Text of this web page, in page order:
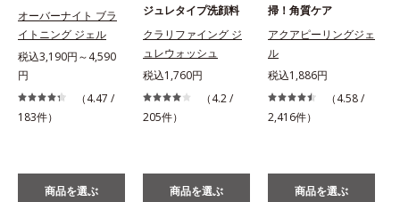
オーバーナイト ブラ
イトニング ジェル
税込3,190円～4,590
円
（4.47 /
183件）
商品を選ぶ
ジュレタイプ洗顔料
クラリファイング ジ
ュレウォッシュ
税込1,760円
（4.2 /
205件）
商品を選ぶ
掃！角質ケア
アクアピーリングジェ
ル
税込1,886円
（4.58 /
2,416件）
商品を選ぶ